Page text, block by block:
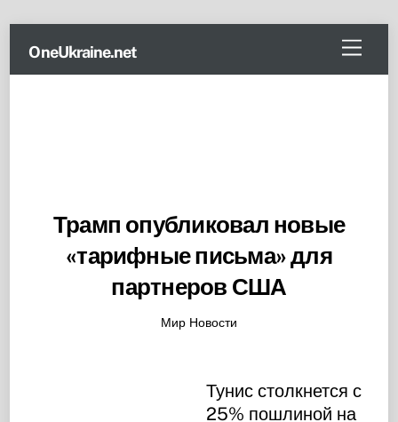
content
Menu
OneUkraine.net
Трамп опубликовал новые
«тарифные письма» для
партнеров США
Мир Новости
Тунис столкнется с
25% пошлиной на